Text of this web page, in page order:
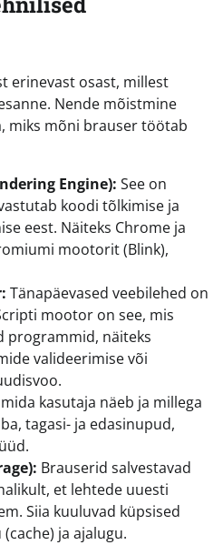
erinevast osast, millest
Nende mõistmine
miks mõni brauser töötab
Engine): See on
koodi tõlkimise ja
eest. Näiteks Chrome ja
mootorit (Blink),
Tänapäevased veebilehed on
mootor on see, mis
programmid, näiteks
valideerimise või
kasutaja näeb ja millega
tagasi- ja edasinupud,
Brauserid salvestavad
et lehtede uuesti
Siia kuuluvad küpsised
ja ajalugu.